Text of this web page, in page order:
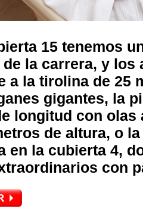
15 tenemos
la carrera, y los
a la tirolina de 25
gigantes, la
longitud con
de altura, o
en la cubierta 4,
con